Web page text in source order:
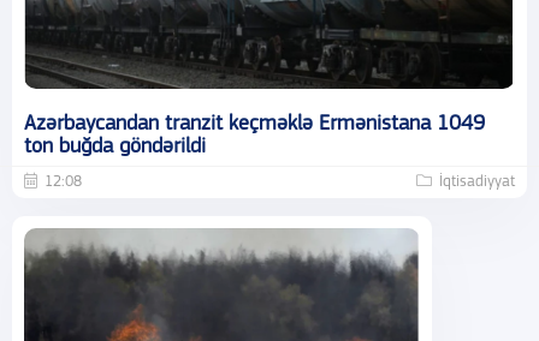
Azərbaycandan tranzit keçməklə Ermənistana 1049
ton buğda göndərildi
12:08 İqtisadiyyat